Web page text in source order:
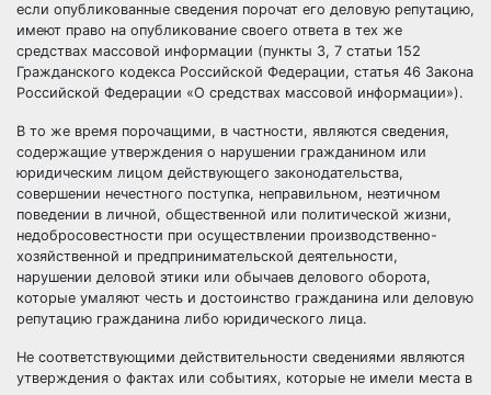
если опубликованные сведения порочат его деловую репутацию,
имеют право на опубликование своего ответа в тех же
средствах массовой информации (пункты 3, 7 статьи 152
Гражданского кодекса Российской Федерации, статья 46 Закона
Российской Федерации «О средствах массовой информации»).
В то же время порочащими, в частности, являются сведения,
содержащие утверждения о нарушении гражданином или
юридическим лицом действующего законодательства,
совершении нечестного поступка, неправильном, неэтичном
поведении в личной, общественной или политической жизни,
недобросовестности при осуществлении производственно-
хозяйственной и предпринимательской деятельности,
нарушении деловой этики или обычаев делового оборота,
которые умаляют честь и достоинство гражданина или деловую
репутацию гражданина либо юридического лица.
Не соответствующими действительности сведениями являются
утверждения о фактах или событиях, которые не имели места в